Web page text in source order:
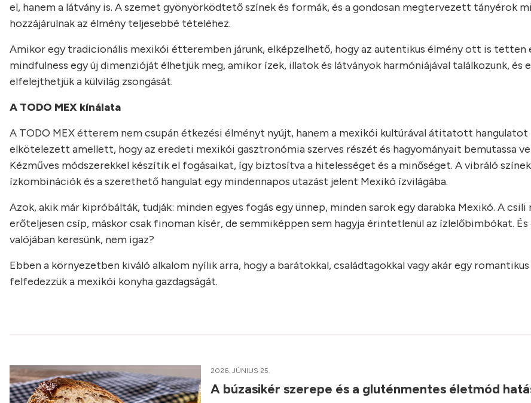
el, hanem a látvány is. A szemet gyönyörködtető színek és formák, és a gondosan megtervezett tányérok
hozzájárulnak az élmény teljesebbé tételéhez.
Amikor egy tradicionális mexikói étteremben járunk, elképzelhető, hogy az autentikus élmény ott is tetten
mindfulness egy új dimenzióját élhetjük meg, amikor ízek, illatok és látványok harmóniájával találkozunk, és
elfelejthetjük a külvilág zsongását.
A TODO MEX kínálata
A TODO MEX étterem nem csupán étkezési élményt nyújt, hanem a mexikói kultúrával átitatott hangulatot
elkötelezett amellett, hogy az eredeti mexikói gasztronómia szerves részét és hagyományait bemutassa
Kézműves módszerekkel készítik el fogásaikat, így biztosítva a hitelességet és a minőséget. A vibráló
ízkombinációk és a szerethető hangulat egy mindennapos utazást jelent Mexikó ízvilágába.
Azok, akik már kipróbálták, tudják: minden egyes fogás egy ünnep, minden sarok egy darabka Mexikó. A csili
erőteljesen csíp, máskor csak finoman kísér, de semmiképpen sem hagyja érintetlenül az ízlelőbimbókat. És
valójában keresünk, nem igaz?
Ebben a környezetben kiváló alkalom nyílik arra, hogy a barátokkal, családtagokkal vagy akár egy
felfedezzük a mexikói konyha gazdagságát.
2026. JÚNIUS 25.
A búzasikér szerepe és a gluténmentes életmód